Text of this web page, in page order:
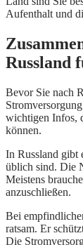
Aufenthalt und
Russland
Bevor Sie nach
wichtigen Infos,
können.
In Russland gibt
üblich sind. Die
Meistens
anzuschließen.
Bei
ratsam. Er
Die